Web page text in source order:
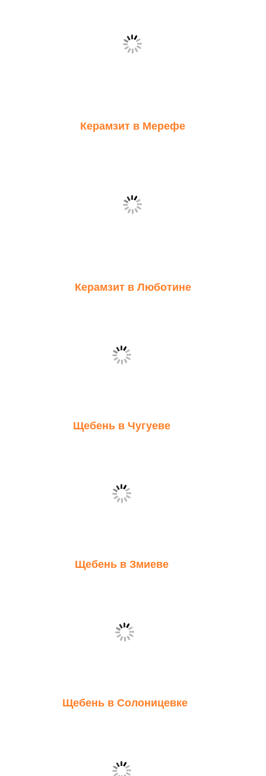
Керамзит в Мерефе
Керамзит в Люботине
Щебень в Чугуеве
Щебень в Змиеве
Щебень в Солоницевке